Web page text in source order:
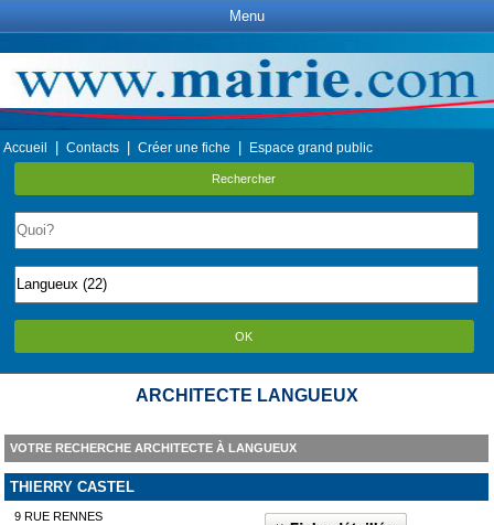
Menu
Accueil Contacts Créer une fiche Espace grand public
Rechercher
OK
ARCHITECTE LANGUEUX
VOTRE RECHERCHE ARCHITECTE À LANGUEUX
THIERRY CASTEL
9 RUE RENNES